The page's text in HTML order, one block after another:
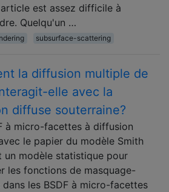
est assez difficile à
Quelqu'un …
subsurface-scattering
la diffusion multiple de
elle avec la
diffuse souterraine?
à micro-facettes à diffusion
le papier du modèle Smith
un modèle statistique pour
les fonctions de masquage-
dans les BSDF à micro-facettes